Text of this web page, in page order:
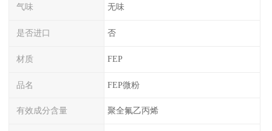
气味 无味
是否进口 否
材质 FEP
品名 FEP微粉
有效成分含量 聚全氟乙丙烯